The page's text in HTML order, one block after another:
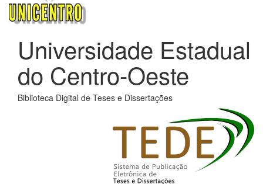
Universidade Estadual
do Centro-Oeste
Biblioteca Digital de Teses e Dissertações